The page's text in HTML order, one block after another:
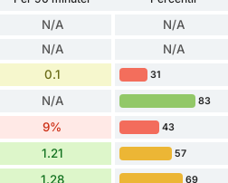
N/A N/A
N/A N/A
0.1 31
N/A 83
9% 43
1.21 57
1.28 69